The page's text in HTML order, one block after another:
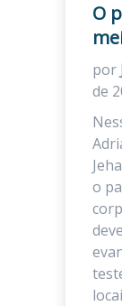
O
por
de
o